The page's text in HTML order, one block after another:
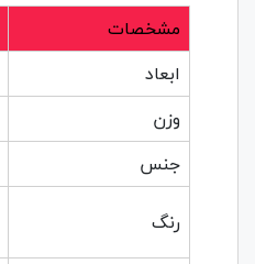
مشخصات
ابعاد
وزن
جنس
رنگ